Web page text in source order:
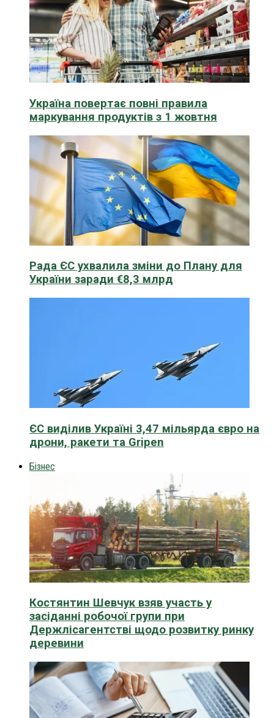
Україна повертає повні правила
маркування продуктів з 1 жовтня
Рада ЄС ухвалила зміни до Плану для
України заради €8,3 млрд
ЄС виділив Україні 3,47 мільярда євро на
дрони, ракети та Gripen
Бізнес
Костянтин Шевчук взяв участь у
засіданні робочої групи при
Держлісагентстві щодо розвитку ринку
деревини